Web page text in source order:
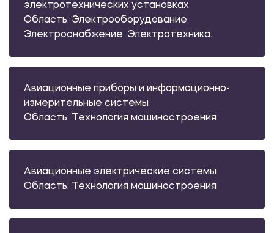
электротехнических установках
Область: Электрооборудование.
Электроснабжение. Электротехника.
Авиационные приборы и информационно-
измерительные системы
Область: Технология машиностроения
Авиационные электрические системы
Область: Технология машиностроения